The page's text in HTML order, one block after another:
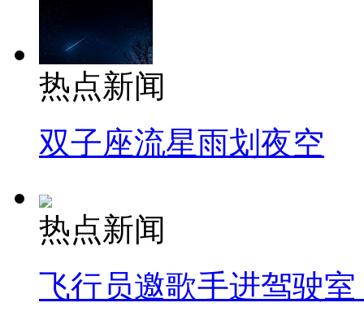
热点新闻
双子座流星雨划夜空
热点新闻
飞行员邀歌手进驾驶